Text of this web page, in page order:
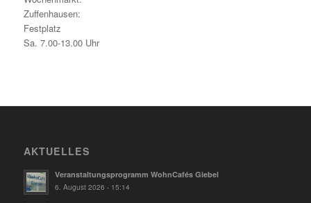
Zuffenhausen:
Festplatz
Sa. 7.00-13.00 Uhr
AKTUELLES
Veranstaltungsprogramm WohnCafés Giebel
6. August 2026 - 15:14